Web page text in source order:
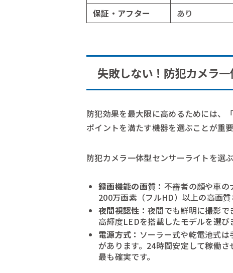
保証・アフター
あり
失敗しない！防犯カメラ
防犯効果を最大限に高めるためには、
ポイントを満たす機器を選ぶことが重要
防犯カメラ一体型センサーライトを選
録画機能の画質： 不審者の顔や車
200万画素（フルHD）以上の高画質
夜間視認性： 夜間でも鮮明に撮影
高輝度LEDを搭載したモデルを選び
電源方式： ソーラー式や乾電池式
があります。24時間安定して稼働
最も確実です。